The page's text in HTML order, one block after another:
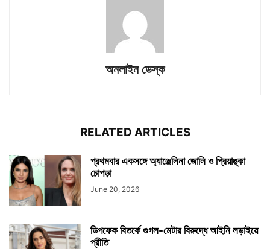
অনলাইন ডেস্ক
RELATED ARTICLES
প্রথমবার একসঙ্গে অ্যাঞ্জেলিনা জোলি ও প্রিয়াঙ্কা
চোপড়া
June 20, 2026
ডিপফেক বিতর্কে গুগল-মেটার বিরুদ্ধে আইনি লড়াইয়ে
প্রীতি